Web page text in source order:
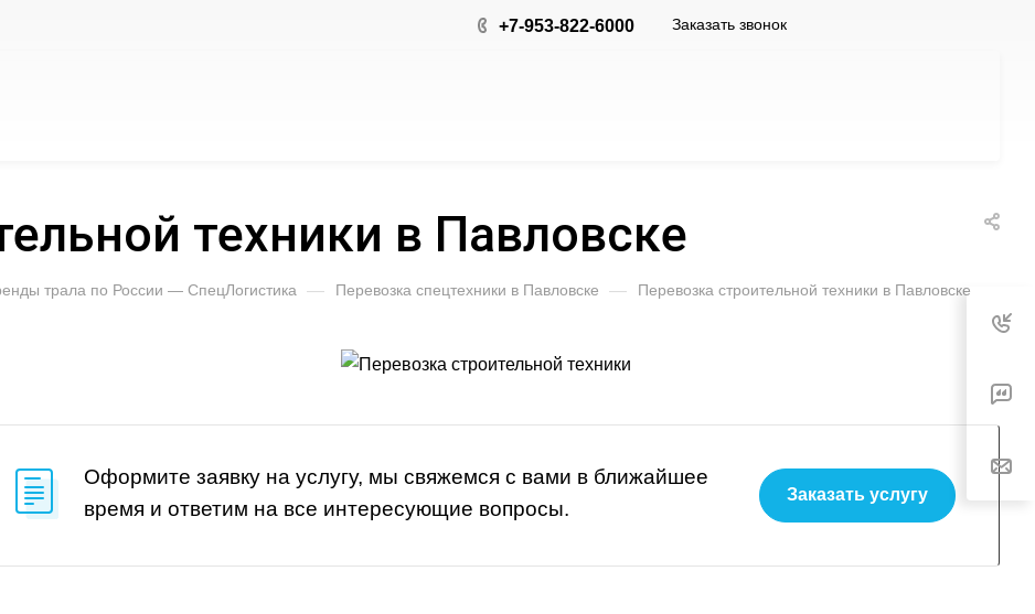
+7-953-822-6000 Заказать звонок
техники в Павловске
трала по России — СпецЛогистика — Перевозка спецтехники в Павловске — Перевозка строительной техники в Павловске
Оформите заявку на услугу, мы свяжемся с вами в ближайшее
время и ответим на все интересующие вопросы.
Заказать услугу